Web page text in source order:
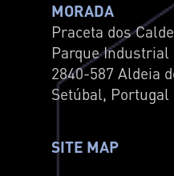
MORADA
Praceta dos
Parque Industrial
2840-587 Aldeia
Setúbal, Portugal
SITE MAP